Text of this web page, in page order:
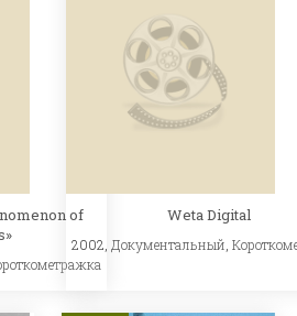
of
Weta Digital
2002, Документальный ,